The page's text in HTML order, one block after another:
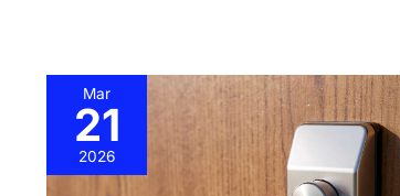
Mar
21
2026
Serrure
connectée
Otto